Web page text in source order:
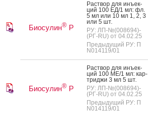
Биосулин®Р
Рас­твор для инъ­ек­
ций 100 ЕД/1 мл: фл.
5 мл или 10 мл 1, 2, 3
или 5 шт.
РУ: ЛП-№(008694)-
(РГ-RU) от 04.02.25
Предыдущий РУ: П
N014119/01
Биосулин®Р
Рас­твор для инъ­ек­
ций 100 МЕ/1 мл: кар­
трид­жи 3 мл 5 шт.
РУ: ЛП-№(008694)-
(РГ-RU) от 04.02.25
Предыдущий РУ: П
N014119/01